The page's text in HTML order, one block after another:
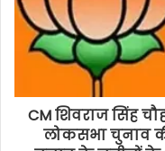
CM शिवराज सिंह
लोकसभा चुनाव